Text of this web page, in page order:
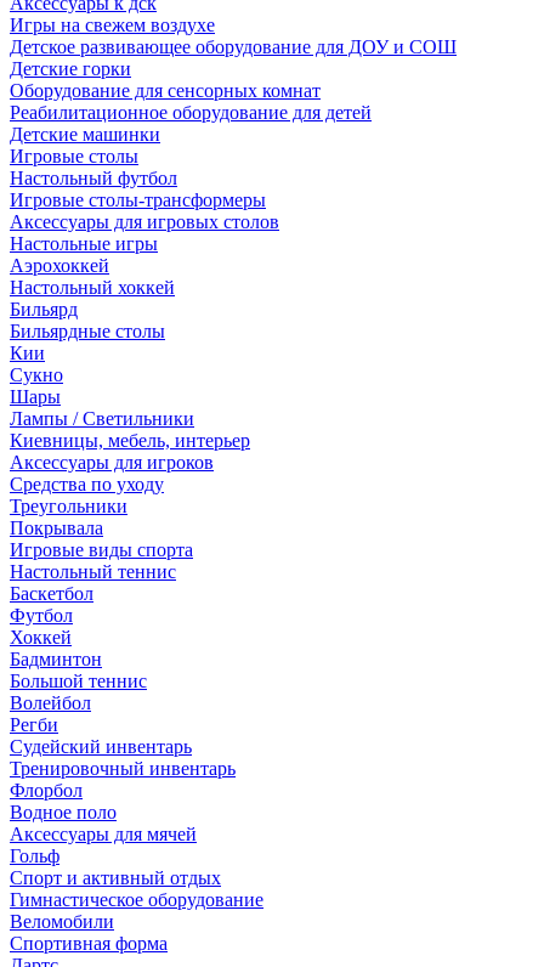
Игры на свежем воздухе
Детское развивающее оборудование для ДОУ и СОШ
Детские горки
Оборудование для сенсорных комнат
Реабилитационное оборудование для детей
Детские машинки
Игровые столы
Настольный футбол
Игровые столы-трансформеры
Аксессуары для игровых столов
Настольные игры
Аэрохоккей
Настольный хоккей
Бильярд
Бильярдные столы
Кии
Сукно
Шары
Лампы / Светильники
Киевницы, мебель, интерьер
Аксессуары для игроков
Средства по уходу
Треугольники
Покрывала
Игровые виды спорта
Настольный теннис
Баскетбол
Футбол
Хоккей
Бадминтон
Большой теннис
Волейбол
Регби
Судейский инвентарь
Тренировочный инвентарь
Флорбол
Водное поло
Аксессуары для мячей
Гольф
Спорт и активный отдых
Гимнастическое оборудование
Веломобили
Спортивная форма